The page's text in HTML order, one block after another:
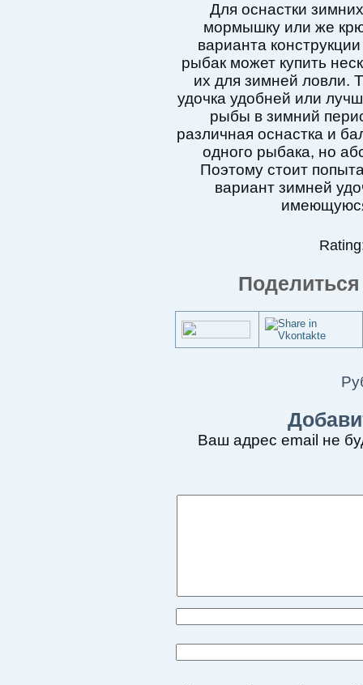
Для оснастки
мормышку или же
варианта
рыбак может купить
их для зимней ловли.
удочка удобней или
рыбы в зимний
различная оснастка и
одного рыбака, но
Поэтому стоит
вариант зимней
Ваш адрес email не